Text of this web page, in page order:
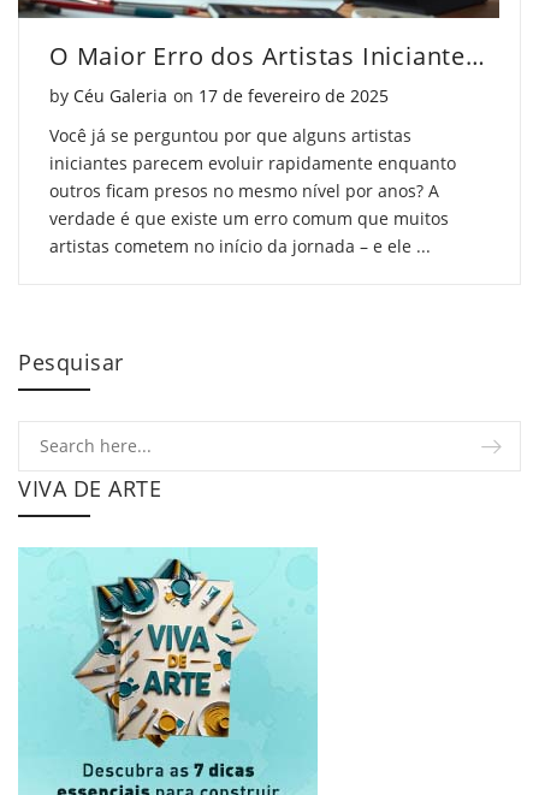
O Maior Erro dos Artistas Iniciantes (e Como Evitar)
by Céu Galeria on Posted on
17 de fevereiro de 2025
Você já se perguntou por que alguns artistas
iniciantes parecem evoluir rapidamente enquanto
outros ficam presos no mesmo nível por anos? A
verdade é que existe um erro comum que muitos
artistas cometem no início da jornada – e ele ...
Pesquisar
VIVA DE ARTE